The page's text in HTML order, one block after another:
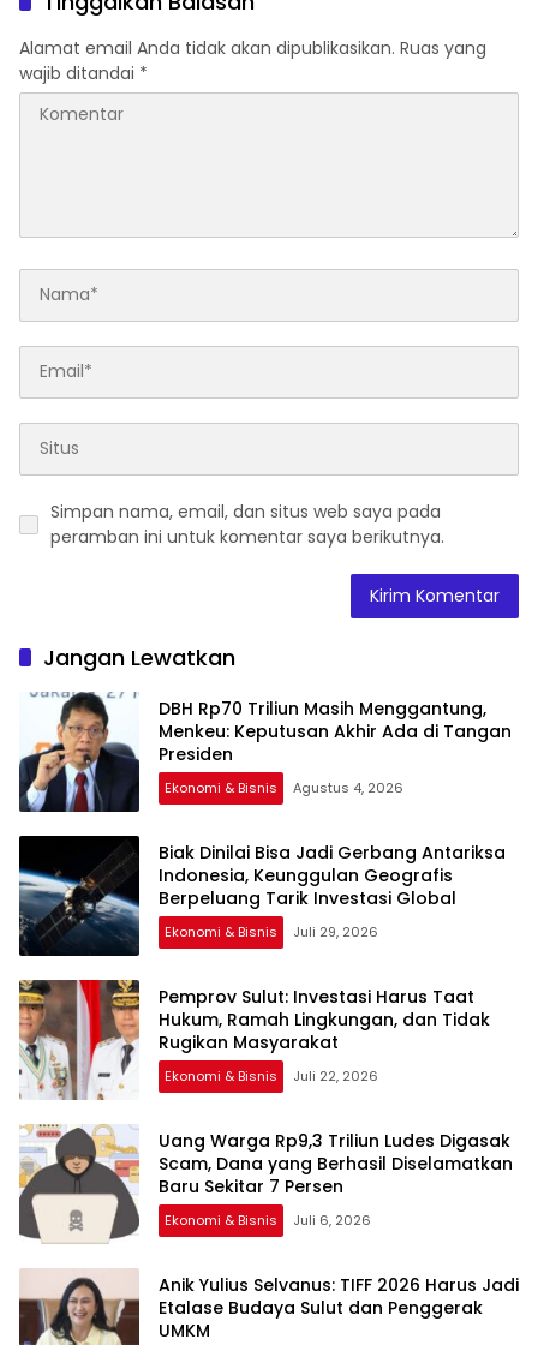
Alamat email Anda tidak akan dipublikasikan. Ruas yang
wajib ditandai *
Simpan nama, email, dan situs web saya pada
peramban ini untuk komentar saya berikutnya.
Jangan Lewatkan
DBH Rp70 Triliun Masih Menggantung,
Menkeu: Keputusan Akhir Ada di Tangan
Presiden
Ekonomi & Bisnis Agustus 4, 2026
Biak Dinilai Bisa Jadi Gerbang Antariksa
Indonesia, Keunggulan Geografis
Berpeluang Tarik Investasi Global
Ekonomi & Bisnis Juli 29, 2026
Pemprov Sulut: Investasi Harus Taat
Hukum, Ramah Lingkungan, dan Tidak
Rugikan Masyarakat
Ekonomi & Bisnis Juli 22, 2026
Uang Warga Rp9,3 Triliun Ludes Digasak
Scam, Dana yang Berhasil Diselamatkan
Baru Sekitar 7 Persen
Ekonomi & Bisnis Juli 6, 2026
Anik Yulius Selvanus: TIFF 2026 Harus Jadi
Etalase Budaya Sulut dan Penggerak
UMKM